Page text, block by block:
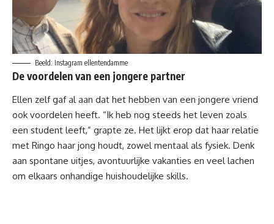
Beeld: Instagram ellentendamme
De voordelen van een jongere partner
Ellen zelf gaf al aan dat het hebben van een jongere vriend
ook voordelen heeft. “Ik heb nog steeds het leven zoals
een student leeft,” grapte ze. Het lijkt erop dat haar relatie
met Ringo haar jong houdt, zowel mentaal als fysiek. Denk
aan spontane uitjes, avontuurlijke vakanties en veel lachen
om elkaars onhandige huishoudelijke skills.